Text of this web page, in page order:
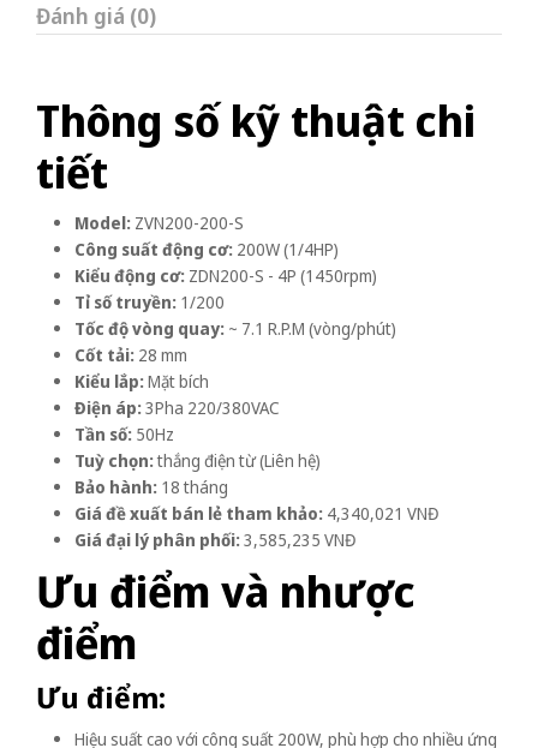
Đánh giá (0)
Thông số kỹ thuật chi
tiết
Model: ZVN200-200-S
Công suất động cơ: 200W (1/4HP)
Kiểu động cơ: ZDN200-S - 4P (1450rpm)
Tỉ số truyền: 1/200
Tốc độ vòng quay: ~ 7.1 R.P.M (vòng/phút)
Cốt tải: 28 mm
Kiểu lắp:Mặt bích
Điện áp:3Pha 220/380VAC
Tần số: 50Hz
Tuỳ chọn:thắng điện từ (Liên hệ)
Bảo hành: 18 tháng
Giá đề xuất bán lẻ tham khảo: 4,340,021 VNĐ
Giá đại lý phân phối:3,585,235 VNĐ
Ưu điểm và nhược
điểm
Ưu điểm:
Hiệu suất cao với công suất 200W, phù hợp cho nhiều ứng